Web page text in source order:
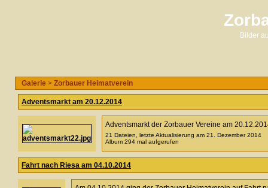
Bilder
Galerie > Zorbauer Heimatverein
Adventsmarkt am 20.12.2014
Adventsmarkt der Zorbauer Vereine am
21 Dateien, letzte Aktualisierung am 21. Dezember 2014
Album 294 mal aufgerufen
Fahrt nach Riesa am 04.10.2014